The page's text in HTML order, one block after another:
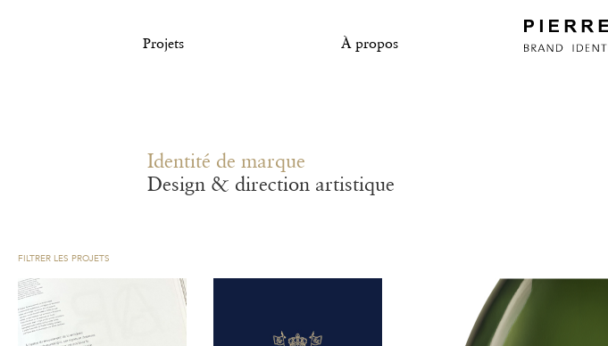
Projets À propos
Identité de marque
Design & direction artistique
FILTRER LES PROJETS